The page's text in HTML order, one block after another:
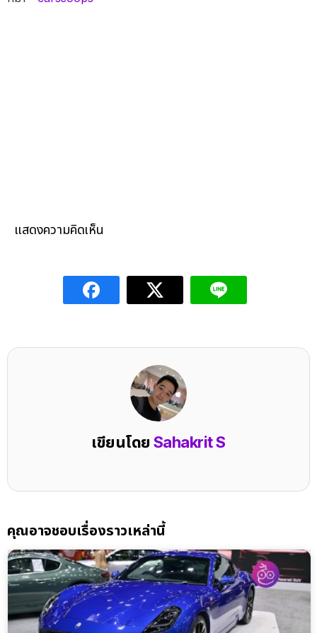
แสดงความคิดเห็น
เขียนโดยSahakrit S
คุณอาจชอบเรื่องราวเหล่านี้